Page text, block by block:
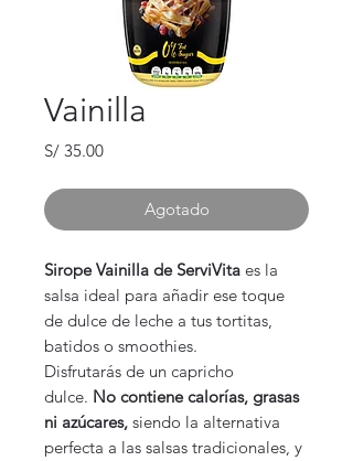
Vainilla
S/ 35.00Precio
Agotado
Sirope Vainilla de ServiVita es la
salsa ideal para añadir ese toque
de dulce de leche a tus tortitas,
batidos o smoothies.
Disfrutarás de un capricho
dulce. No contiene calorías, grasas
ni azúcares, siendo la alternativa
perfecta a las salsas tradicionales, y